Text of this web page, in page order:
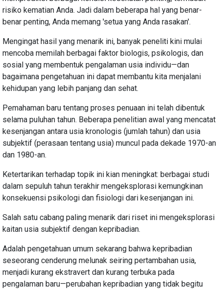
risiko kematian Anda. Jadi dalam beberapa hal yang benar-
benar penting, Anda memang 'setua yang Anda rasakan'.
Mengingat hasil yang menarik ini, banyak peneliti kini mulai
mencoba memilah berbagai faktor biologis, psikologis, dan
sosial yang membentuk pengalaman usia individu—dan
bagaimana pengetahuan ini dapat membantu kita menjalani
kehidupan yang lebih panjang dan sehat.
Pemahaman baru tentang proses penuaan ini telah dibentuk
selama puluhan tahun. Beberapa penelitian awal yang mencatat
kesenjangan antara usia kronologis (jumlah tahun) dan usia
subjektif (perasaan tentang usia) muncul pada dekade 1970-an
dan 1980-an.
Ketertarikan terhadap topik ini kian meningkat: berbagai studi
dalam sepuluh tahun terakhir mengeksplorasi kemungkinan
konsekuensi psikologi dan fisiologi dari kesenjangan ini.
Salah satu cabang paling menarik dari riset ini mengeksplorasi
kaitan usia subjektif dengan kepribadian.
Adalah pengetahuan umum sekarang bahwa kepribadian
seseorang cenderung melunak seiring pertambahan usia,
menjadi kurang ekstravert dan kurang terbuka pada
pengalaman baru—perubahan kepribadian yang tidak begitu